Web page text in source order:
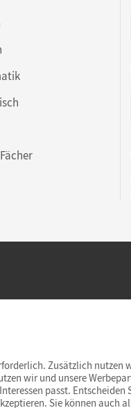
wir
Zusätzlich nutzen
wir und unsere
passt. Entscheiden
Sie können auch